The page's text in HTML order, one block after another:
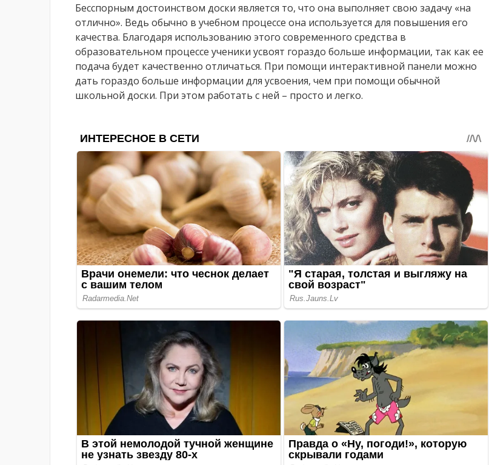
Бесспорным достоинством доски является то, что она выполняет свою задачу «на
отлично». Ведь обычно в учебном процессе она используется для повышения его
качества. Благодаря использованию этого современного средства в
образовательном процессе ученики усвоят гораздо больше информации, так как ее
подача будет качественно отличаться. При помощи интерактивной панели можно
дать гораздо больше информации для усвоения, чем при помощи обычной
школьной доски. При этом работать с ней – просто и легко.